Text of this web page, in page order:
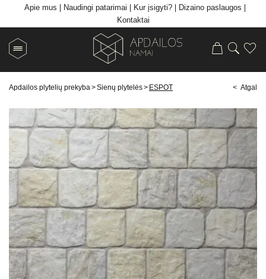
Apie mus Naudingi patarimai Kur įsigyti?
Dizaino paslaugos
Kontaktai
Apdailos plytelių prekyba >Sienų plytelės> ESPOT < Atgal